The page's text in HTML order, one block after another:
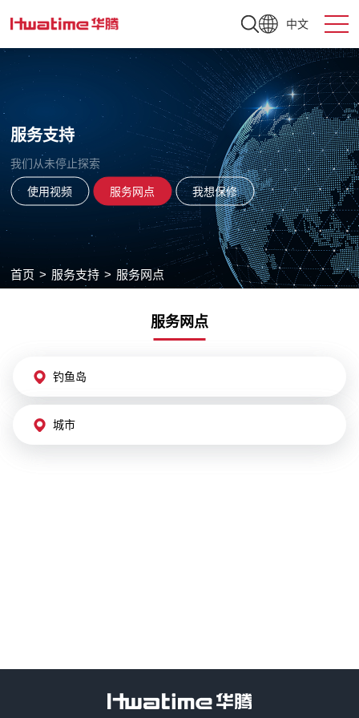
中文
服务支持
我们从未停止探索
使用视频 服务网点 我想保修
首页 > 服务支持 > 服务网点
服务网点
钓鱼岛
城市